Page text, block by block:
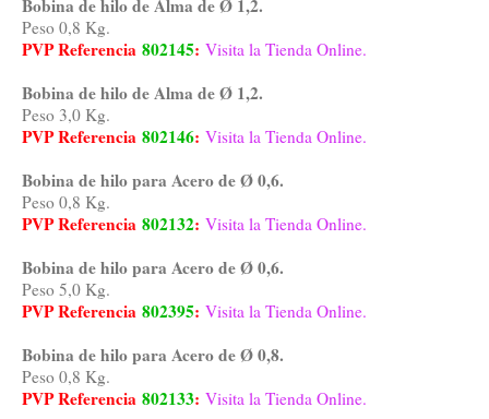
Bobina de hilo de Alma de Ø 1,2.
Peso 0,8 Kg.
PVP Referencia 802145: Visita la Tienda Online.
Bobina de hilo de Alma de Ø 1,2.
Peso 3,0 Kg.
PVP Referencia 802146: Visita la Tienda Online.
Bobina de hilo para Acero de Ø 0,6.
Peso 0,8 Kg.
PVP Referencia 802132: Visita la Tienda Online.
Bobina de hilo para Acero de Ø 0,6.
Peso 5,0 Kg.
PVP Referencia 802395: Visita la Tienda Online.
Bobina de hilo para Acero de Ø 0,8.
Peso 0,8 Kg.
PVP Referencia 802133: Visita la Tienda Online.